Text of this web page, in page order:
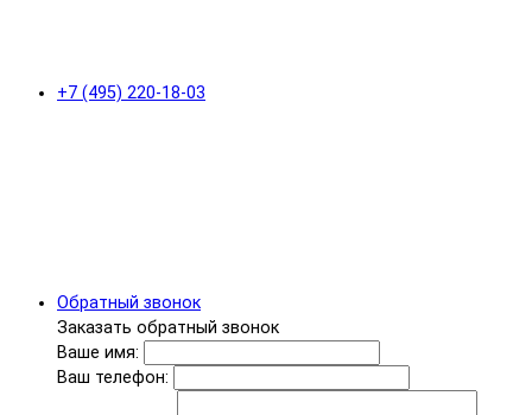
+7 (495) 220-18-03
Обратный звонок
Заказать обратный звонок
Ваше имя:
Ваш телефон: